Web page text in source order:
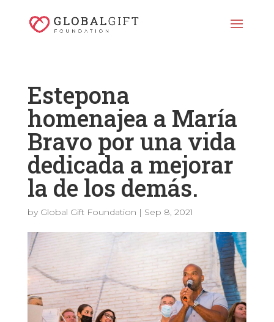
Estepona
homenajea a María
Bravo por una vida
dedicada a mejorar
la de los demás.
by Global Gift Foundation | Sep 8, 2021